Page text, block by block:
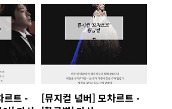
르트 -
[뮤지컬 넘버] 모차르트 -